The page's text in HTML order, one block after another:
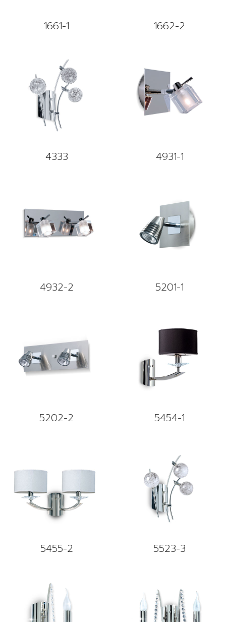
1661-1 1662-2
4333 4931-1
4932-2 5201-1
5202-2 5454-1
5455-2 5523-3